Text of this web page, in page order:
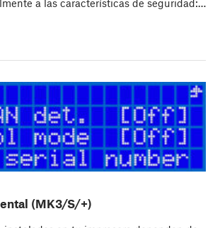
a las características de seguridad:…
(MK3/S/+)